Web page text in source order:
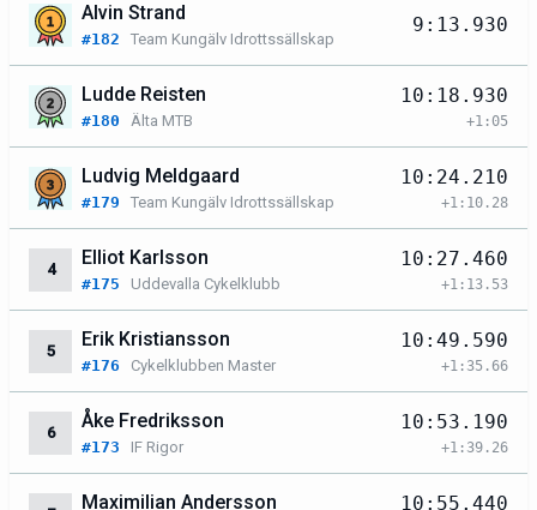
Alvin Strand
#182 Team Kungälv Idrottssällskap
9:13.930
Ludde Reisten
#180 Älta MTB
10:18.930
+1:05
Ludvig Meldgaard
#179 Team Kungälv Idrottssällskap
10:24.210
+1:10.28
4
Elliot Karlsson
#175 Uddevalla Cykelklubb
10:27.460
+1:13.53
5
Erik Kristiansson
#176 Cykelklubben Master
10:49.590
+1:35.66
6
Åke Fredriksson
#173 IF Rigor
10:53.190
+1:39.26
Maximilian Andersson 10:55.440